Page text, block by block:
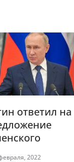
ответил на
2022